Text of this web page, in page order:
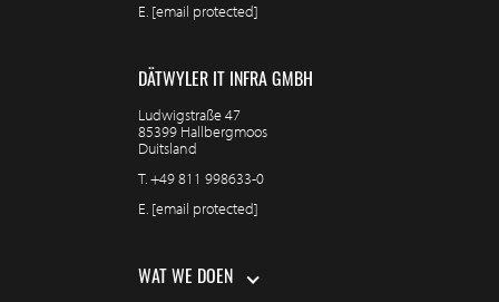
E. [email protected]
DÄTWYLER IT INFRA GMBH
Ludwigstraße 47
85399 Hallbergmoos
Duitsland
T.+49 811 998633-0
E. [email protected]
WAT WE DOEN